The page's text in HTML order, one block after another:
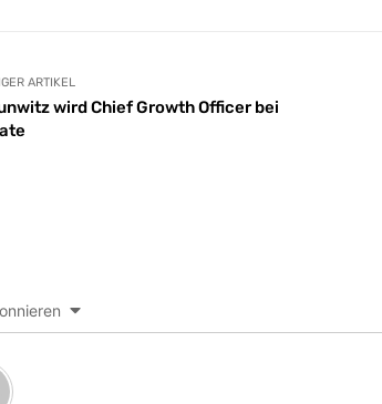
ARTIKEL
wird Chief Growth Officer bei